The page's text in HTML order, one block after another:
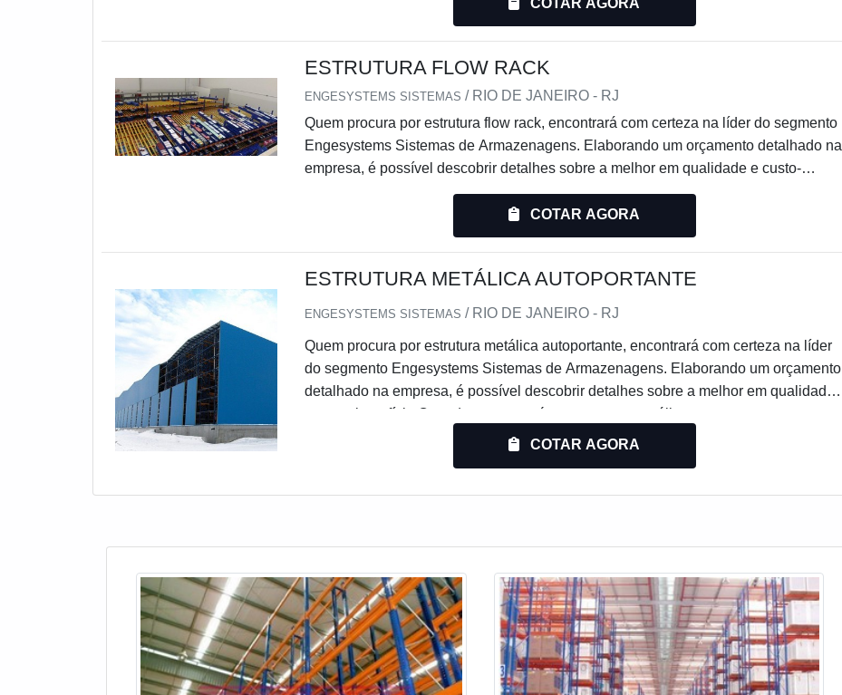
resultado dos clientes.OUTRAS INFORMAÇÕES SOBRE A ESTRUTURA
COTAR AGORA
ESTRUTURA FLOW RACK
ENGESYSTEMS SISTEMAS / RIO DE JANEIRO - RJ
Quem procura por estrutura flow rack, encontrará com certeza na líder do segmento
Engesystems Sistemas de Armazenagens. Elaborando um orçamento detalhado na
empresa, é possível descobrir detalhes sobre a melhor em qualidade e custo-
benefício.DIFERENCIAIS IMPORTANTES DA ESTRUTURA FLOW RACKSe
alguém pesquisar estrutura flow rack em uma empresa comprometida com seus
serviços, chega até a Engesystems Sistemas de Armazenagens. A empresa trab...
COTAR AGORA
ESTRUTURA METÁLICA AUTOPORTANTE
ENGESYSTEMS SISTEMAS / RIO DE JANEIRO - RJ
Quem procura por estrutura metálica autoportante, encontrará com certeza na líder
do segmento Engesystems Sistemas de Armazenagens. Elaborando um orçamento
detalhado na empresa, é possível descobrir detalhes sobre a melhor em qualidade
e custo-benefício.Quando a procura é por estrutura metálica autoportante, com a
melhor mão de obra da Engesystems Sistemas de Armazenagens o cliente obterá
COTAR AGORA